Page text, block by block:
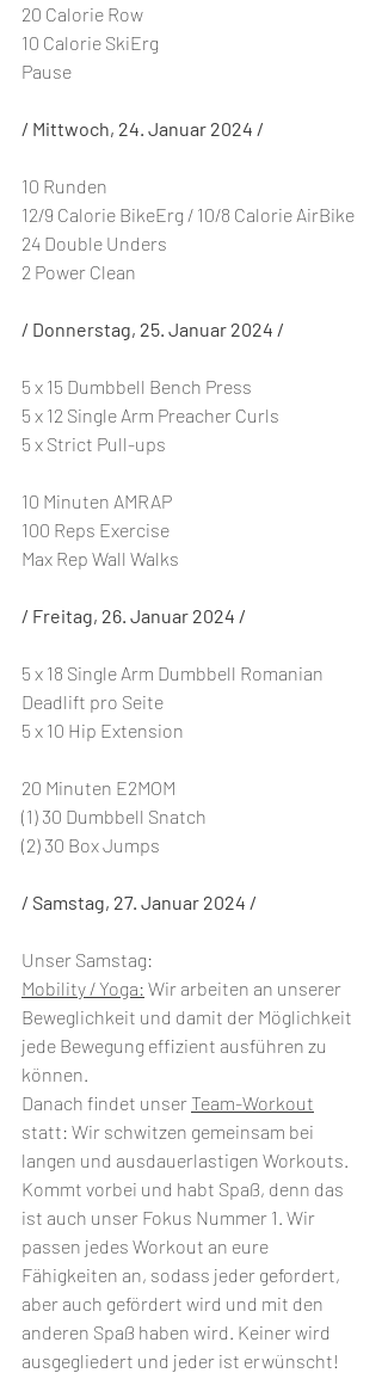
20 Calorie Row
10 Calorie SkiErg
Pause
/ Mittwoch, 24. Januar 2024 /
10 Runden
12/9 Calorie BikeErg / 10/8 Calorie AirBike
24 Double Unders
2 Power Clean
/ Donnerstag, 25. Januar 2024 /
5 x 15 Dumbbell Bench Press
5 x 12 Single Arm Preacher Curls
5 x Strict Pull-ups
10 Minuten AMRAP
100 Reps Exercise
Max Rep Wall Walks
/ Freitag, 26. Januar 2024 /
5 x 18 Single Arm Dumbbell Romanian
Deadlift pro Seite
5 x 10 Hip Extension
20 Minuten E2MOM
(1) 30 Dumbbell Snatch
(2) 30 Box Jumps
/ Samstag, 27. Januar 2024 /
Unser Samstag:
Mobility / Yoga: Wir arbeiten an unserer
Beweglichkeit und damit der Möglichkeit
jede Bewegung effizient ausführen zu
können.
Danach findet unser Team-Workout
statt: Wir schwitzen gemeinsam bei
langen und ausdauerlastigen Workouts.
Kommt vorbei und habt Spaß, denn das
ist auch unser Fokus Nummer 1. Wir
passen jedes Workout an eure
Fähigkeiten an, sodass jeder gefordert,
aber auch gefördert wird und mit den
anderen Spaß haben wird. Keiner wird
ausgegliedert und jeder ist erwünscht!